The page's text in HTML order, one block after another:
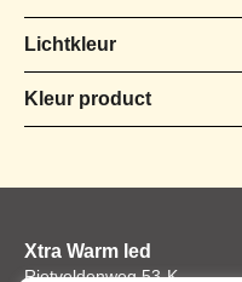
Lichtkleur
Kleur product
Xtra Warm led
Rietveldenweg 53-K